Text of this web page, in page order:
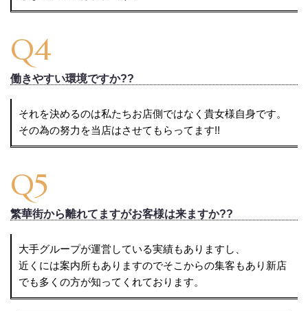
Q4
働きやすい環境ですか??
それを決めるのは私たちお店側ではなく貴女様自身です。
その為の努力を当店はさせてもらってます!!
Q5
繁華街から離れてますがお客様は来ますか??
大手グループが運営している実績もありますし、
近くには案内所もありますのでそこからの集客もあり新店
でも多くの方が知ってくれております。